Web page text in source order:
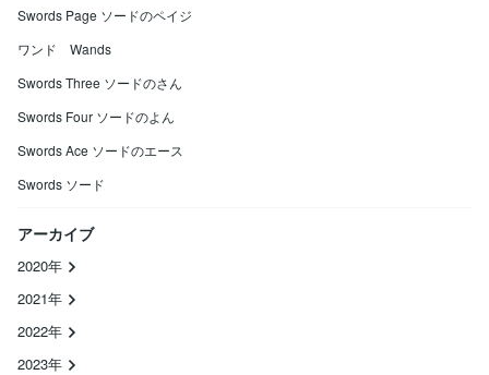
Swords Page ソードのペイジ
ワンド Wands
Swords Three ソードのさん
Swords Four ソードのよん
Swords Ace ソードのエース
Swords ソード
アーカイブ
2020年
2021年
2022年
2023年